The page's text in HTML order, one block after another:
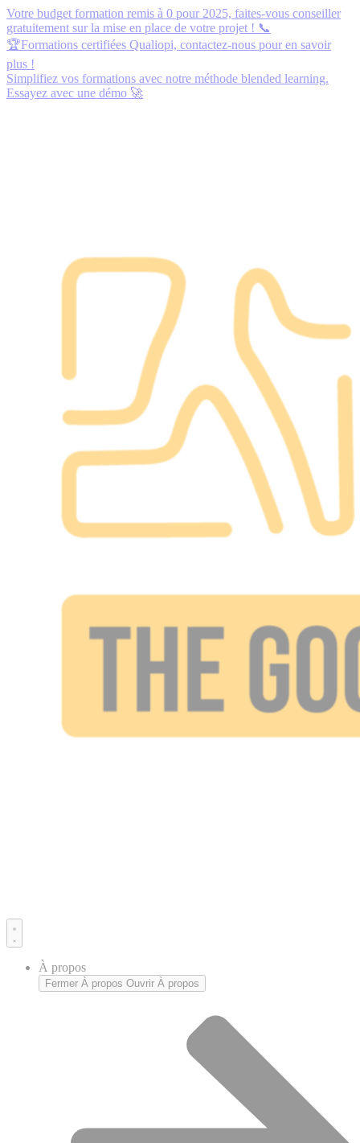
Votre budget formation remis à 0 pour 2025, faites-vous conseiller
gratuitement sur la mise en place de votre projet ! 📞
🏆Formations certifiées Qualiopi, contactez-nous pour en savoir
plus !
Simplifiez vos formations avec notre méthode blended learning.
Essayez avec une démo 🚀
À propos
Fermer À propos Ouvrir À propos